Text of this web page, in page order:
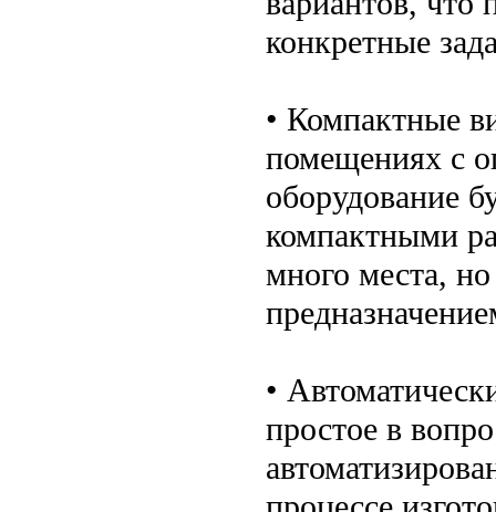
конкретные
• Компактные
помещениях с
оборудование
компактными
много места,
•
простое в